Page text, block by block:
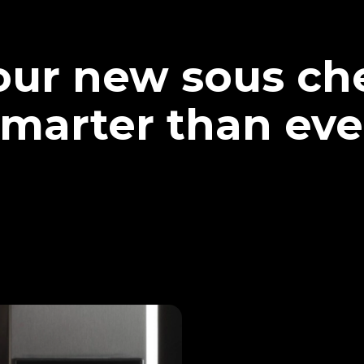
new sous
than